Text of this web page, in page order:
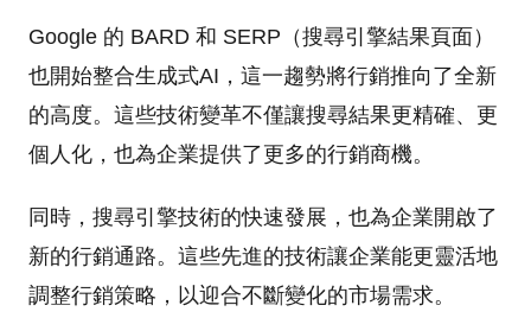
Google 的 BARD 和 SERP（搜尋引擎結果頁面）
也開始整合生成式AI，這一趨勢將行銷推向了全新
的高度。這些技術變革不僅讓搜尋結果更精確、更
個人化，也為企業提供了更多的行銷商機。
同時，搜尋引擎技術的快速發展，也為企業開啟了
新的行銷通路。這些先進的技術讓企業能更靈活地
調整行銷策略，以迎合不斷變化的市場需求。